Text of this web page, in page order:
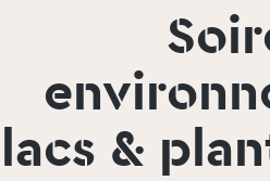
lacs &